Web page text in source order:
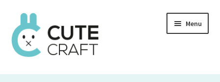
Aller
à
la
navigation
Aller
au
contenu
Menu